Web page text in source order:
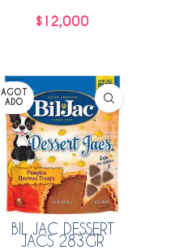
$12,000
AGOT
ADO
BIL JAC DESSERT
JACS 283GR